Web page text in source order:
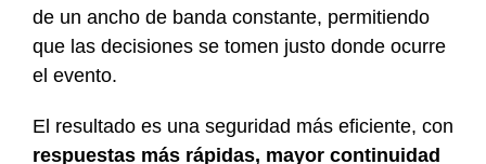
de un ancho de banda constante, permitiendo
que las decisiones se tomen justo donde ocurre
el evento.
El resultado es una seguridad más eficiente, con
respuestas más rápidas, mayor continuidad